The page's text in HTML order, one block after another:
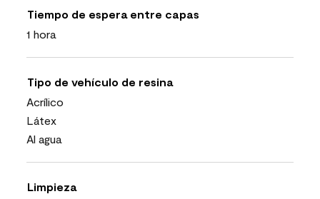
Tiempo de espera entre capas
1 hora
Tipo de vehículo de resina
Acrílico
Látex
Al agua
Limpieza